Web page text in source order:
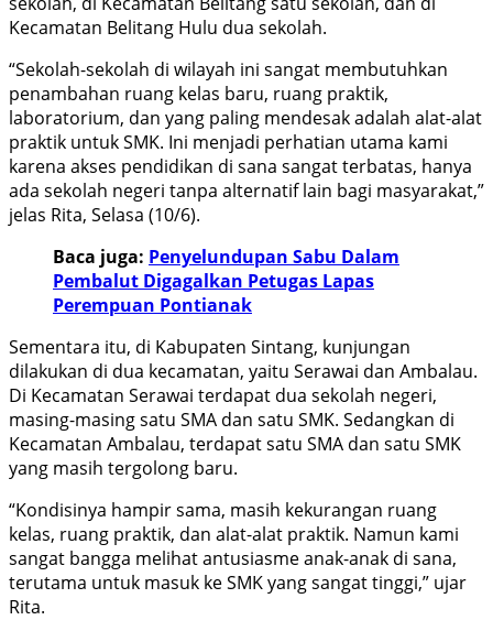
Kecamatan Belitang Hulu dua sekolah.
“Sekolah-sekolah di wilayah ini sangat membutuhkan
penambahan ruang kelas baru, ruang praktik,
laboratorium, dan yang paling mendesak adalah alat-alat
praktik untuk SMK. Ini menjadi perhatian utama kami
karena akses pendidikan di sana sangat terbatas, hanya
ada sekolah negeri tanpa alternatif lain bagi masyarakat,”
jelas Rita, Selasa (10/6).
Baca juga: Penyelundupan Sabu Dalam
Pembalut Digagalkan Petugas Lapas
Perempuan Pontianak
Sementara itu, di Kabupaten Sintang, kunjungan
dilakukan di dua kecamatan, yaitu Serawai dan Ambalau.
Di Kecamatan Serawai terdapat dua sekolah negeri,
masing-masing satu SMA dan satu SMK. Sedangkan di
Kecamatan Ambalau, terdapat satu SMA dan satu SMK
yang masih tergolong baru.
“Kondisinya hampir sama, masih kekurangan ruang
kelas, ruang praktik, dan alat-alat praktik. Namun kami
sangat bangga melihat antusiasme anak-anak di sana,
terutama untuk masuk ke SMK yang sangat tinggi,” ujar
Rita.